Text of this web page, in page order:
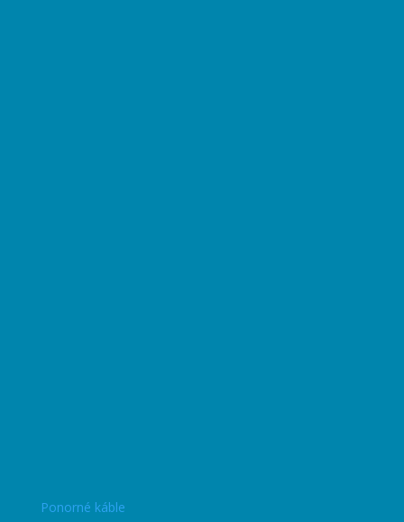
Ponorné káble